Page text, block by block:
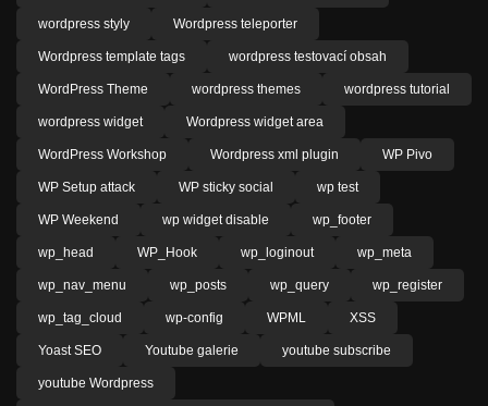
wordpress styly Wordpress teleporter
Wordpress template tags wordpress testovací obsah
WordPress Theme wordpress themes wordpress tutorial
wordpress widget Wordpress widget area
WordPress Workshop Wordpress xml plugin WP Pivo
WP Setup attack WP sticky social wp test
WP Weekend wp widget disable wp_footer
wp_head WP_Hook wp_loginout wp_meta
wp_nav_menu wp_posts wp_query wp_register
wp_tag_cloud wp-config WPML XSS
Yoast SEO Youtube galerie youtube subscribe
youtube Wordpress